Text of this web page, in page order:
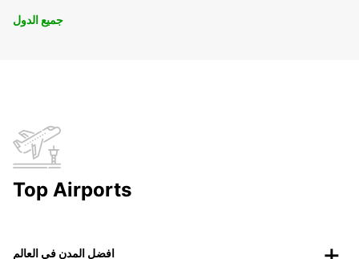
جميع الدول
Top Airports
افضل المدن في العالم